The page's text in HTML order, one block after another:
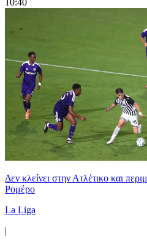
10:40
Δεν κλείνει στην Ατλέτικο και
Ρομέρο
La Liga
|